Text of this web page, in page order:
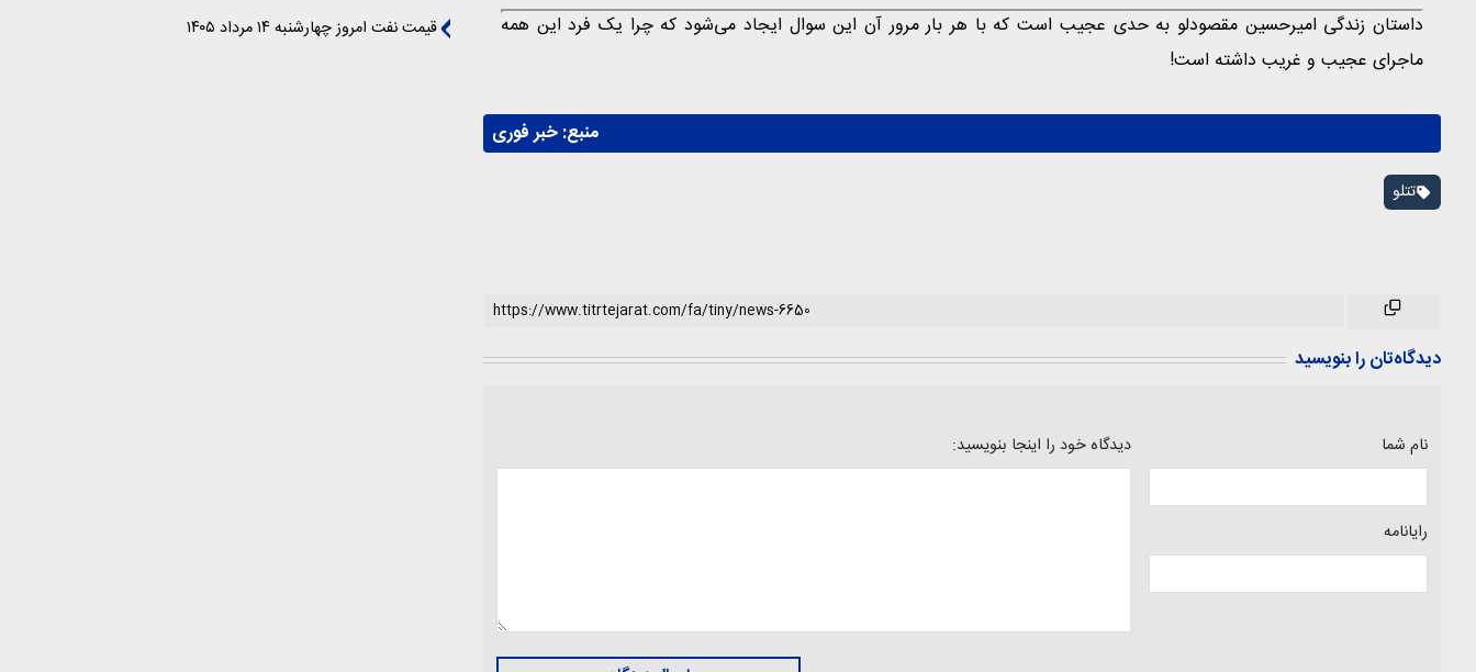
داستان زندگی امیرحسین مقصودلو به حدی عجیب است که با هر بار مرور آن این سوال ایجاد می‌شود که چرا یک فرد این همه
ماجرای عجیب و غریب داشته است!
منبع:خبر فوری
تتلو
دیدگاه‌تان را بنویسید
نام شما
رایانامه
دیدگاه خود را اینجا بنویسید:
قیمت نفت امروز چهارشنبه ۱۴ مرداد ۱۴۰۵